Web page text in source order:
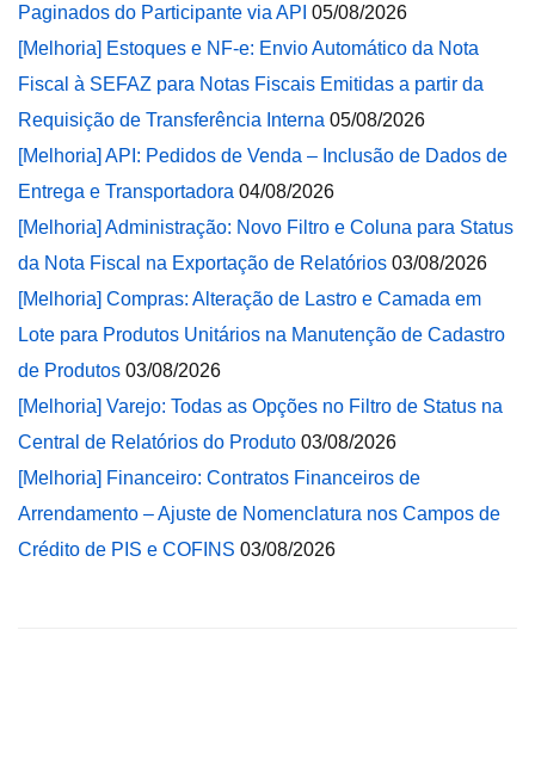
Paginados do Participante via API 05/08/2026
[Melhoria] Estoques e NF-e: Envio Automático da Nota
Fiscal à SEFAZ para Notas Fiscais Emitidas a partir da
Requisição de Transferência Interna 05/08/2026
[Melhoria] API: Pedidos de Venda – Inclusão de Dados de
Entrega e Transportadora 04/08/2026
[Melhoria] Administração: Novo Filtro e Coluna para Status
da Nota Fiscal na Exportação de Relatórios 03/08/2026
[Melhoria] Compras: Alteração de Lastro e Camada em
Lote para Produtos Unitários na Manutenção de Cadastro
de Produtos 03/08/2026
[Melhoria] Varejo: Todas as Opções no Filtro de Status na
Central de Relatórios do Produto 03/08/2026
[Melhoria] Financeiro: Contratos Financeiros de
Arrendamento – Ajuste de Nomenclatura nos Campos de
Crédito de PIS e COFINS 03/08/2026